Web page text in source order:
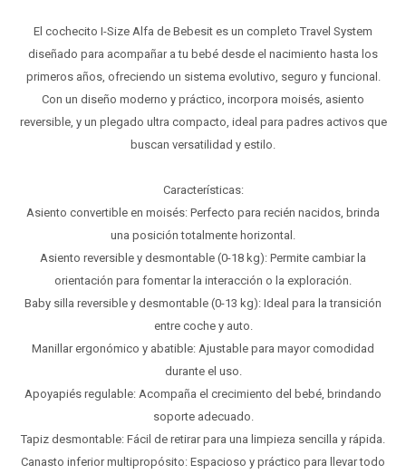
El cochecito I-Size Alfa de Bebesit es un completo Travel System
diseñado para acompañar a tu bebé desde el nacimiento hasta los
primeros años, ofreciendo un sistema evolutivo, seguro y funcional.
Con un diseño moderno y práctico, incorpora moisés, asiento
reversible, y un plegado ultra compacto, ideal para padres activos que
buscan versatilidad y estilo.
Características:
Asiento convertible en moisés: Perfecto para recién nacidos, brinda
una posición totalmente horizontal.
Asiento reversible y desmontable (0-18 kg): Permite cambiar la
orientación para fomentar la interacción o la exploración.
Baby silla reversible y desmontable (0-13 kg): Ideal para la transición
entre coche y auto.
Manillar ergonómico y abatible: Ajustable para mayor comodidad
durante el uso.
Apoyapiés regulable: Acompaña el crecimiento del bebé, brindando
soporte adecuado.
Tapiz desmontable: Fácil de retirar para una limpieza sencilla y rápida.
Canasto inferior multipropósito: Espacioso y práctico para llevar todo